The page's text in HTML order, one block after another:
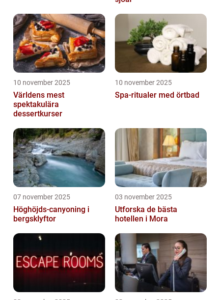
10 november 2025
Världens mest
spektakulära
dessertkurser
10 november 2025
Spa-ritualer med örtbad
07 november 2025
Höghöjds-canyoning i
bergsklyftor
03 november 2025
Utforska de bästa
hotellen i Mora